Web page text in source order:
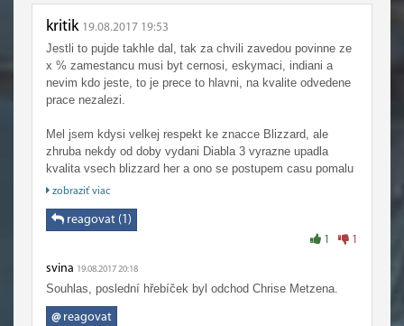
kritik 19.08.2017 19:53
Jestli to pujde takhle dal, tak za chvili zavedou povinne ze
x % zamestancu musi byt cernosi, eskymaci, indiani a
nevim kdo jeste, to je prece to hlavni, na kvalite odvedene
prace nezalezi.
Mel jsem kdysi velkej respekt ke znacce Blizzard, ale
zhruba nekdy od doby vydani Diabla 3 vyrazne upadla
kvalita vsech blizzard her a ono se postupem casu pomalu
zaciname dovidovat proc a tolik odchodu znamych lidi z
zobraziť viac
reagovat (1)
1 1
svina 19.08.2017 20:18
Souhlas, poslední hřebíček byl odchod Chrise Metzena.
@reagovat